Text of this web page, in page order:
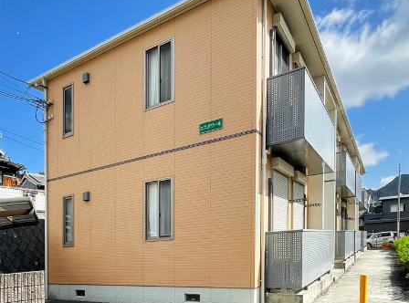
東北
関東
中部
関西
中国・四国
九州
市区郡・路線・駅から探す
通勤・通学時間から探す
地図から探す
人気のカテゴリから探す